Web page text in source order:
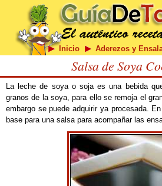
Inicio Aderezos y
Salsa de Soya
La leche de soya o soja es una bebida
granos de la soya, para ello se remoja el
embargo se puede adquirir ya procesada.
base para una salsa para acompañar las